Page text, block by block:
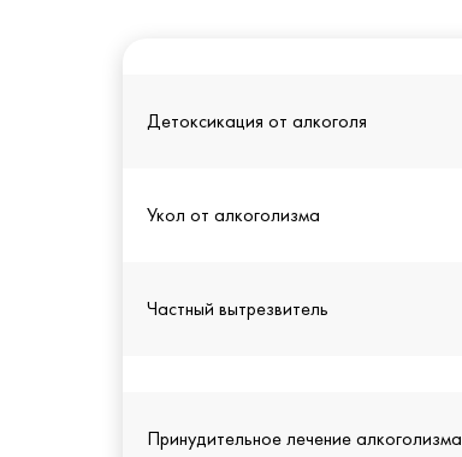
Детоксикация от алкоголя
Укол от алкоголизма
Частный вытрезвитель
Принудительное лечение алкоголизма